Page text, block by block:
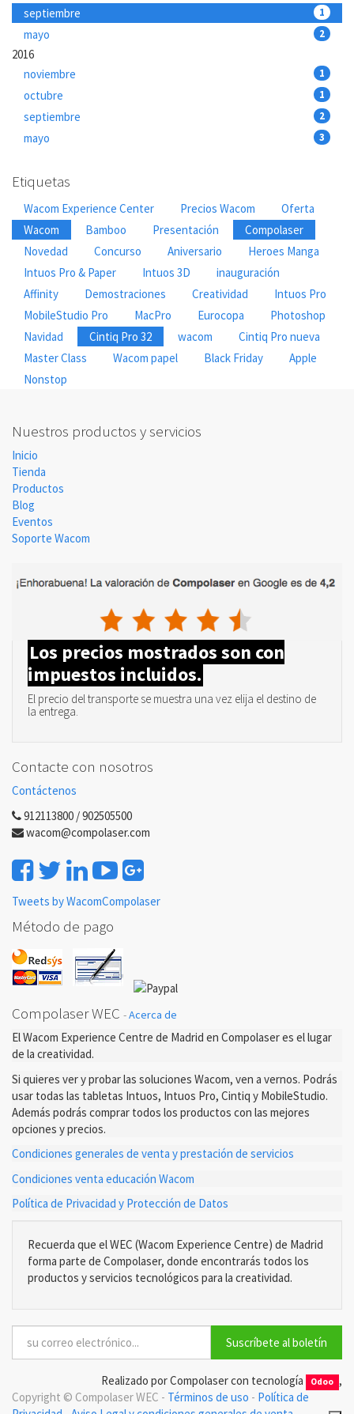
septiembre 1
mayo 2
2016
noviembre
1
octubre 1
septiembre 2
mayo 3
Etiquetas
Wacom Experience Center Precios Wacom
Oferta
Wacom
Bamboo Presentación
Compolaser
Novedad
Concurso Aniversario
Heroes Manga
Intuos Pro & Paper
Intuos 3D
inauguración
Affinity
Demostraciones Creatividad
Intuos Pro
MobileStudio Pro
MacPro Eurocopa
Photoshop
Navidad
Cintiq Pro 32 wacom
Cintiq Pro nueva
Master Class
Wacom papel Black Friday
Apple
Nonstop
Nuestros productos y servicios
Inicio
Tienda
Productos
Blog
Eventos
Soporte Wacom
Los precios mostrados son con
impuestos incluidos.
El precio del transporte se muestra una vez elija el destino de
la entrega.
Contacte con nosotros
Contáctenos
912113800 / 902505500
wacom@compolaser.com
Tweets by WacomCompolaser
Método de pago
Compolaser WEC -Acerca de
El Wacom Experience Centre de Madrid en Compolaser es el lugar
de la creatividad.
Si quieres ver y probar las soluciones Wacom, ven a vernos. Podrás
usar todas las tabletas Intuos, Intuos Pro, Cintiq y MobileStudio.
Además podrás comprar todos los productos con las mejores
opciones y precios.
Condiciones generales de venta y prestación de servicios
Condiciones venta educación Wacom
Política de Privacidad y Protección de Datos
Recuerda que el WEC (Wacom Experience Centre) de Madrid
forma parte de Compolaser, donde encontrarás todos los
productos y servicios tecnológicos para la creatividad.
Suscríbete al boletín
Realizado por Compolaser con tecnología Odoo ,
Copyright © Compolaser WEC - Términos de uso - Política de